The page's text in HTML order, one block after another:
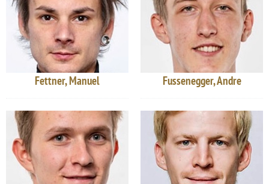
Fettner, Manuel Fussenegger, Andre